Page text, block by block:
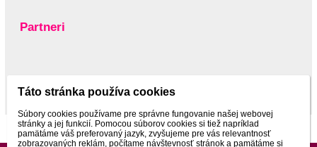
Partneri
Táto stránka používa cookies
Súbory cookies používame pre správne fungovanie našej webovej
stránky a jej funkcií. Pomocou súborov cookies si tiež napríklad
pamätáme váš preferovaný jazyk, zvyšujeme pre vás relevantnosť
zobrazovaných reklám, počítame návštevnosť stránok a pamätáme si